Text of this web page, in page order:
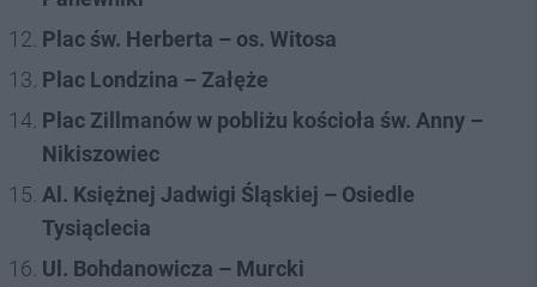
Plac św. Herberta – os. Witosa
Plac Londzina – Załęże
Plac Zillmanów w pobliżu kościoła św. Anny –
Nikiszowiec
Al. Księżnej Jadwigi Śląskiej – Osiedle
Tysiąclecia
Ul. Bohdanowicza – Murcki